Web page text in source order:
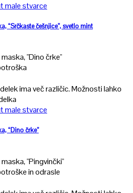
male stvarce
“Srčkaste češnjice”, svetlo mint
otroška
ima več različic. Možnosti lahko
male stvarce
“Dino črke”
otroške in odrasle